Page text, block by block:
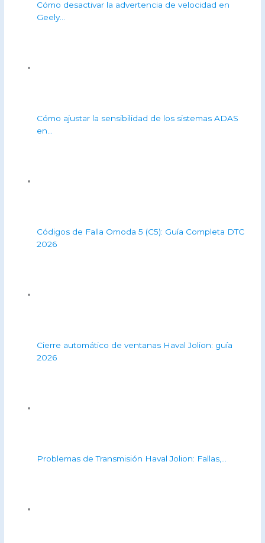
Cómo desactivar la advertencia de velocidad en
Geely…
Cómo ajustar la sensibilidad de los sistemas ADAS
en…
Códigos de Falla Omoda 5 (C5): Guía Completa DTC
2026
Cierre automático de ventanas Haval Jolion: guía
2026
Problemas de Transmisión Haval Jolion: Fallas,…